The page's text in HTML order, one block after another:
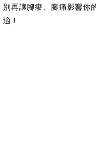
別再讓腳痠、腳痛影響你
適！